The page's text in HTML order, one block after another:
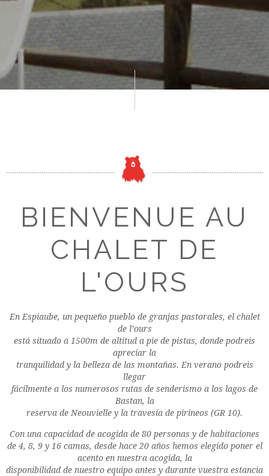
BIENVENUE AU
CHALET DE
L'OURS
En Espiaube, un pequeño pueblo de granjas pastorales, el chalet
de l’ours
está situado a 1500m de altitud a pie de pistas, donde podreis
apreciar la
tranquilidad y la belleza de las montañas. En verano podreis
llegar
fácilmente a los numerosos rutas de senderismo a los lagos de
Bastan, la
reserva de Neouvielle y la travesía de pirineos (GR 10).
Con una capacidad de acogida de 80 personas y de habitaciones
de 4, 8, 9 y 16 camas, desde hace 20 años hemos elegido poner el
acento en nuestra acogida, la
disponibilidad de nuestro equipo antes y durante vuestra estancia